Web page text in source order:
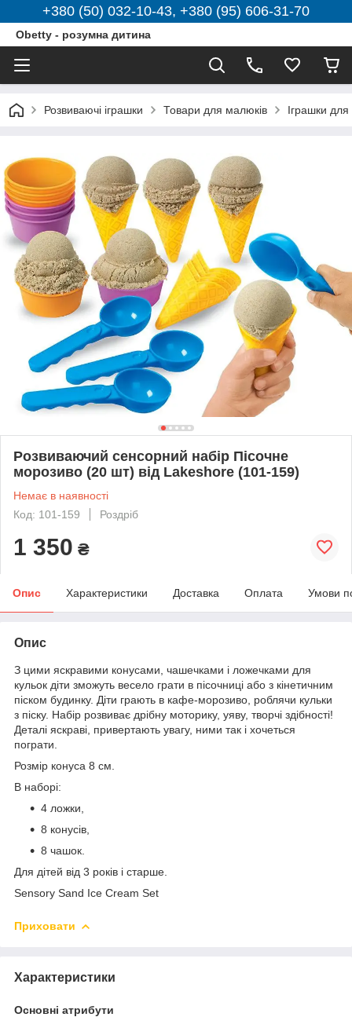
+380 (50) 032-10-43, +380 (95) 606-31-70
Obetty - розумна дитина
Розвиваючі іграшки Товари для малюків Іграшки для
Розвиваючий сенсорний набір Пісочне
морозиво (20 шт) від Lakeshore (101-159)
Немає в наявності
Код: 101-159
Роздріб
1 350 ₴
Опис Характеристики Доставка Оплата Умови
Опис
З цими яскравими конусами, чашечками і ложечками для
кульок діти зможуть весело грати в пісочниці або з кінетичним
піском будинку. Діти грають в кафе-морозиво, роблячи кульки
з піску. Набір розвиває дрібну моторику, уяву, творчі здібності!
Деталі яскраві, привертають увагу, ними так і хочеться
пограти.
Розмір конуса 8 см.
В наборі:
4 ложки,
8 конусів,
8 чашок.
Для дітей від 3 років і старше.
Sensory Sand Ice Cream Set
Приховати
Характеристики
Основні атрибути